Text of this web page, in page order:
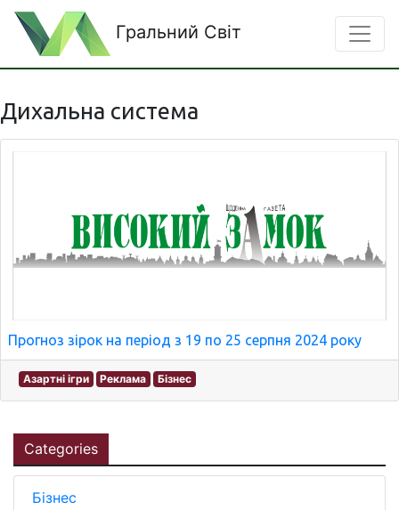
Гральний Світ
Дихальна система
Прогноз зірок на період з 19 по 25 серпня 2024 року
Азартні ігри Реклама Бізнес
Categories
Бізнес